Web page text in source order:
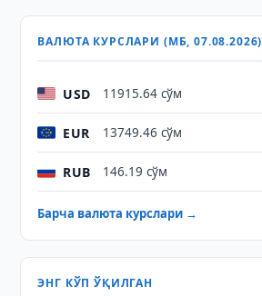
ВАЛЮТА КУРСЛАРИ (МБ, 07.08.2026)
USD 11915.64 сўм
EUR 13749.46 сўм
RUB 146.19 сўм
Барча валюта курслари →
ЭНГ КЎП ЎҚИЛГАН